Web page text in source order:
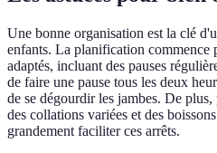
Une bonne organisation est la clé
enfants. La planification commence
adaptés, incluant des pauses
de faire une pause tous les deux
de se dégourdir les jambes. De plus,
des collations variées et des
grandement faciliter ces arrêts.